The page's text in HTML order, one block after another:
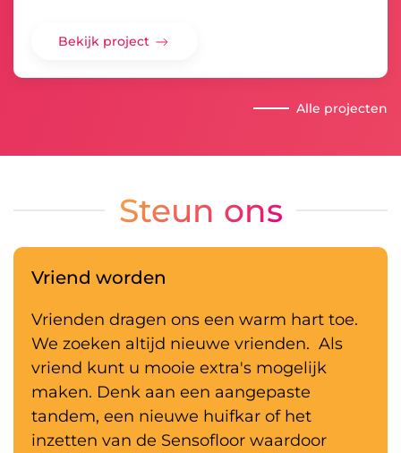
Bekijk project
Alle projecten
Steun ons
Vriend worden
Vrienden dragen ons een warm hart toe.
We zoeken altijd nieuwe vrienden. Als
vriend kunt u mooie extra's mogelijk
maken. Denk aan een aangepaste
tandem, een nieuwe huifkar of het
inzetten van de Sensofloor waardoor